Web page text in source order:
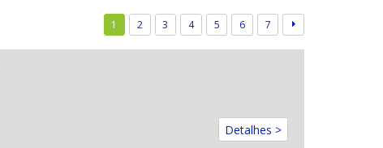
1 2 3 4 5 6 7
Detalhes >